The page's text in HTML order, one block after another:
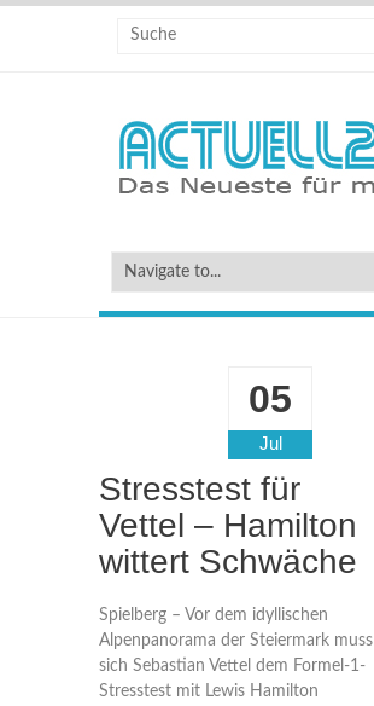
05
Jul
Stresstest für
Vettel – Hamilton
wittert Schwäche
Spielberg – Vor dem idyllischen
Alpenpanorama der Steiermark muss
sich Sebastian Vettel dem Formel-1-
Stresstest mit Lewis Hamilton